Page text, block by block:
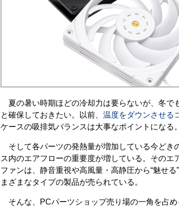
夏の暑い時期ほどの冷却力は要らないが、冬で
と確保しておきたい。以前、 温度をダウンさせる
ケースの吸排気バランスは大事なポイントになる。
そして各パーツの発熱量が増加している今どき
ス内のエアフローの重要度が増している。そのエ
ファンは、静音重視や高風量・高静圧から“魅せ
まざまなタイプの製品が売られている。
そんな、PCパーツショップ売り場の一角を占